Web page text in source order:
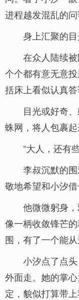
进程越发混乱的问
身上汇聚的目
在众人陆续
个个都有意无意
括床上看似认真答
目光或好奇
蛛网，将人包裹起
“大人，还有
李叔沉默的
敬地希望和小汐借
他微微躬身
像一柄收敛锋芒
围，有了一个能
小汐点了点
外面走。她的掌
定，貌似打算带上